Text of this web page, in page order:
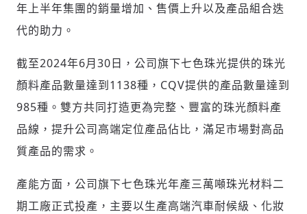
登入或註冊
歡迎您加入《旭時報》
輸入 Email 驗證碼
請輸入發送到的驗證碼
(十分鐘內有效)
驗證
年上半年集團的銷量增加、售價上升以及產品組合迭
代的助力。
截至2024年6月30日，公司旗下七色珠光提供的珠光
顏料產品數量達到1138種，CQV提供的產品數量達到
985種。雙方共同打造更為完整、豐富的珠光顏料產
品線，提升公司高端定位產品佔比，滿足市場對高品
質產品的需求。
產能方面，公司旗下七色珠光年產三萬噸珠光材料二
期工廠正式投產，主要以生產高端汽車耐候級、化妝